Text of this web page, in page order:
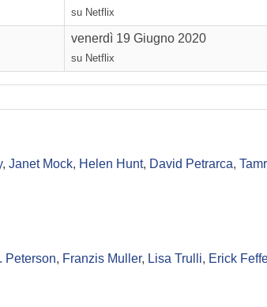
su Netflix
venerdì 19 Giugno 2020
su Netflix
, Janet Mock, Helen Hunt, David Petrarca,
Peterson, Franzis Muller, Lisa Trulli, Erick